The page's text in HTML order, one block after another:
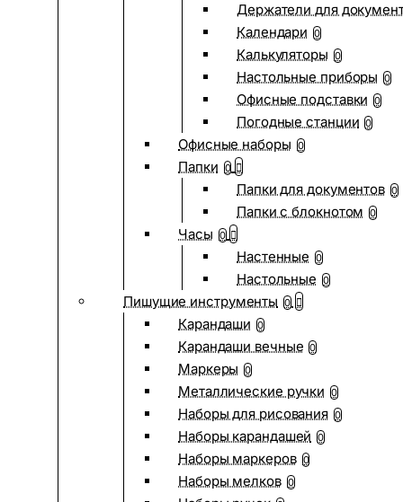
Держатели для
Календари 0
Калькуляторы 0
Настольные приборы 0
Офисные подставки 0
Погодные станции 0
Офисные наборы 0
Папки 0
Папки для документов 0
Папки с блокнотом 0
Часы 0
Настенные 0
Настольные 0
Пишущие инструменты 0
Карандаши 0
Карандаши вечные 0
Маркеры 0
Металлические ручки 0
Наборы для рисования 0
Наборы карандашей 0
Наборы маркеров 0
Наборы мелков 0